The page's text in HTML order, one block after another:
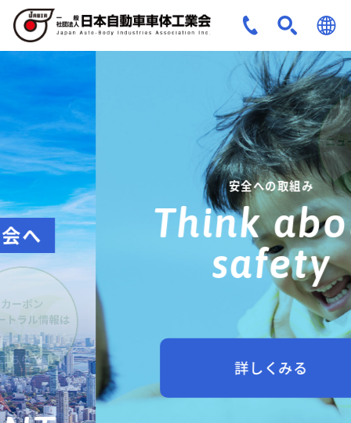
JPN
ENG
安全への取組み
Think about
safety